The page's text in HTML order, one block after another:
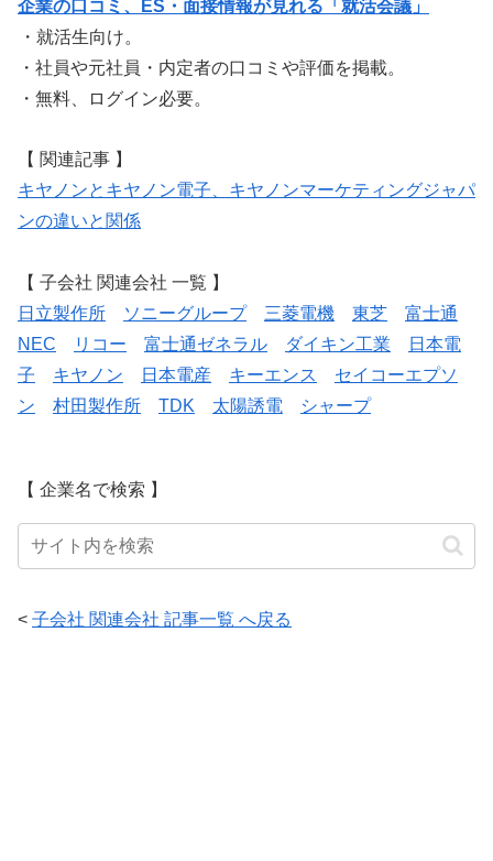
企業の口コミ、ES・面接情報が見れる「就活会議」
・就活生向け。
・社員や元社員・内定者の口コミや評価を掲載。
・無料、ログイン必要。
【 関連記事 】
キヤノンとキヤノン電子、キヤノンマーケティングジャパ
ンの違いと関係
【 子会社 関連会社 一覧 】
日立製作所
ソニーグループ 三菱電機 東芝
富士通
NEC
リコー 富士通ゼネラル ダイキン工業
日本電
子
キヤノン 日本電産 キーエンス
セイコーエプソ
ン
村田製作所 TDK 太陽誘電 シャープ
【 企業名で検索 】
< 子会社 関連会社 記事一覧 へ戻る